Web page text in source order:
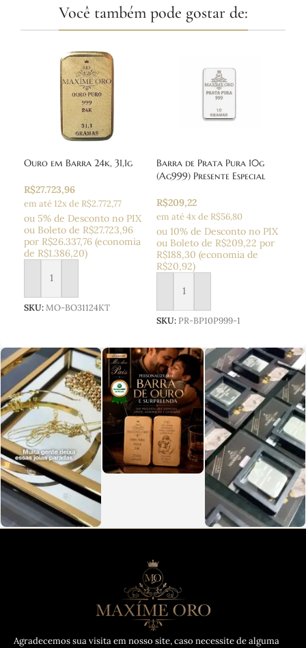
Você também pode gostar de:
Ouro em Barra 24k, 31,1g
R$27.723,96
em até 12x de R$2.772,77
ou 5% de Desconto no PIX
ou Boleto de R$27.723,96
por R$26.337,76 (economia
de R$1.386,20)
Adicionar ao carrinho
SKU: MO-BO31124KT
Barra de Prata Pura 10g
(Ag999) Presente Especial
R$209,22
em até 4x de R$56,80
ou 10% de Desconto no PIX
ou Boleto de R$209,22 por
R$188,30 (economia de
R$20,92)
Adicionar ao carrinho
SKU: PR-BP10P999-1
Agradecemos sua visita em nosso site, caso necessite de alguma